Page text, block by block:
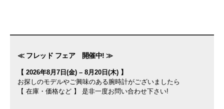
≪ フレッド フェア 開催中! ≫
【 2026年8月7日(金) – 8月20日(木) 】
お探しのモデルやご興味のある腕時計がございましたら
【 在庫・価格など 】 是非一度お問い合わせ下さい!